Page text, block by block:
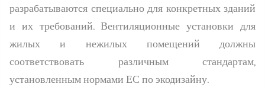
разрабатываются специально для конкретных зданий
и их требований. Вентиляционные установки для
жилых и нежилых помещений должны
соответствовать различным стандартам,
установленным нормами ЕС по экодизайну.